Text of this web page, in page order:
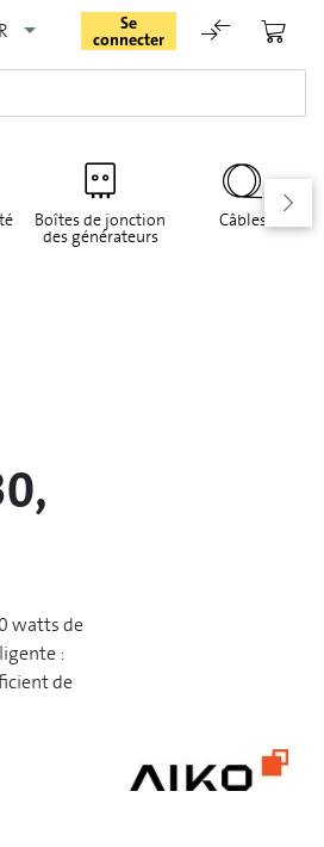
Se
connecter
pour login
Boîtes de jonction
des générateurs
Câbles
watts de
:
de